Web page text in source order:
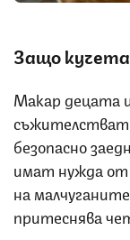
Защо
Макар децата
безопасно
имат нужда
на
притеснява